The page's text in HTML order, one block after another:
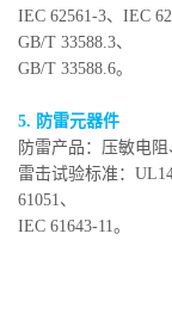
IEC 62561-3、IEC
GB/T 33588.3、
GB/T 33588.6。
5. 防雷元器件
防雷产品：压敏电
雷击试验标准：
61051、
IEC 61643-11。